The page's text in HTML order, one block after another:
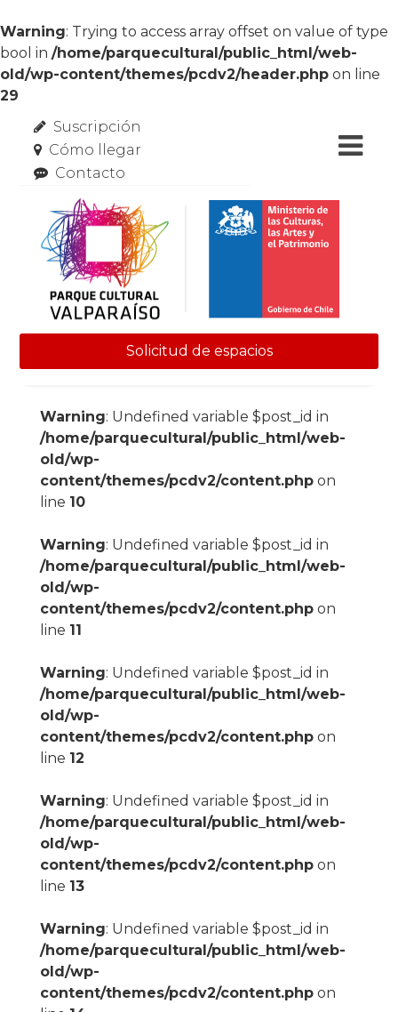
Warning: Trying to access array offset on value of type
bool in /home/parquecultural/public_html/web-
old/wp-content/themes/pcdv2/header.php on line
29
Suscripción
Cómo llegar
Contacto
Solicitud de espacios
Warning: Undefined variable $post_id in
/home/parquecultural/public_html/web-
old/wp-
content/themes/pcdv2/content.phpon
line 10
Warning: Undefined variable $post_id in
/home/parquecultural/public_html/web-
old/wp-
content/themes/pcdv2/content.phpon
line 11
Warning: Undefined variable $post_id in
/home/parquecultural/public_html/web-
old/wp-
content/themes/pcdv2/content.phpon
line 12
Warning: Undefined variable $post_id in
/home/parquecultural/public_html/web-
old/wp-
content/themes/pcdv2/content.phpon
line 13
Warning: Undefined variable $post_id in
/home/parquecultural/public_html/web-
old/wp-
content/themes/pcdv2/content.phpon